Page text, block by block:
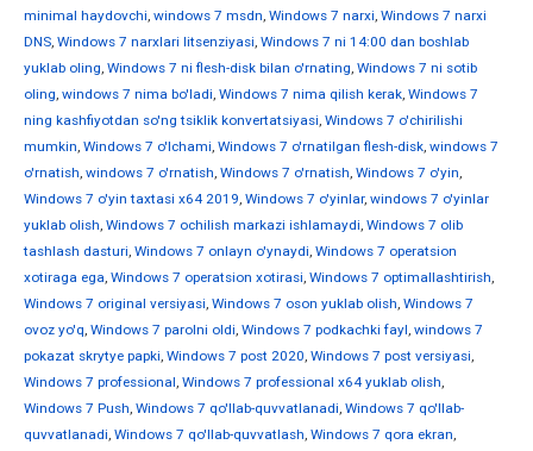
minimal haydovchi, windows 7 msdn, Windows 7 narxi, Windows 7 narxi
DNS, Windows 7 narxlari litsenziyasi, Windows 7 ni 14:00 dan boshlab
yuklab oling, Windows 7 ni flesh-disk bilan o'rnating, Windows 7 ni sotib
oling, windows 7 nima bo'ladi, Windows 7 nima qilish kerak, Windows 7
ning kashfiyotdan so'ng tsiklik konvertatsiyasi, Windows 7 o'chirilishi
mumkin, Windows 7 o'lchami, Windows 7 o'rnatilgan flesh-disk, windows 7
o'rnatish, windows 7 o'rnatish, Windows 7 o'rnatish, Windows 7 o'yin,
Windows 7 o'yin taxtasi x64 2019, Windows 7 o'yinlar, windows 7 o'yinlar
yuklab olish, Windows 7 ochilish markazi ishlamaydi, Windows 7 olib
tashlash dasturi, Windows 7 onlayn o'ynaydi, Windows 7 operatsion
xotiraga ega, Windows 7 operatsion xotirasi, Windows 7 optimallashtirish,
Windows 7 original versiyasi, Windows 7 oson yuklab olish, Windows 7
ovoz yo'q, Windows 7 parolni oldi, Windows 7 podkachki fayl, windows 7
pokazat skrytye papki, Windows 7 post 2020, Windows 7 post versiyasi,
Windows 7 professional, Windows 7 professional x64 yuklab olish,
Windows 7 Push, Windows 7 qo'llab-quvvatlanadi, Windows 7 qo'llab-
quvvatlanadi, Windows 7 qo'llab-quvvatlash, Windows 7 qora ekran,